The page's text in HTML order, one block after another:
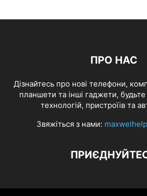
ПРО НАС
Дізнайтесь про нові телефони,
планшети та інші гаджети, будьте
технологій, пристроїів та
Звяжіться з нами: